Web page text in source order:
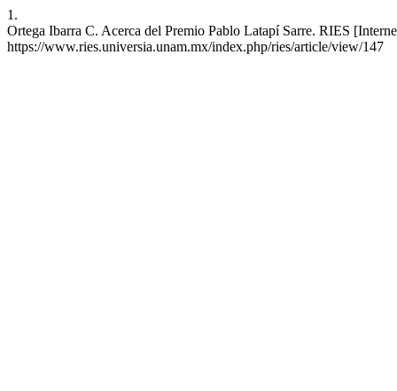
1.
Ortega Ibarra C. Acerca del Premio Pablo Latapí Sarre. RIES
https://www.ries.universia.unam.mx/index.php/ries/article/view/147